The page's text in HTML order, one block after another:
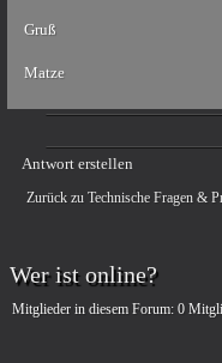
Gruß
Matze
Antwort erstellen
Zurück zu Technische Fragen &
Wer ist online?
Mitglieder in diesem Forum: 0